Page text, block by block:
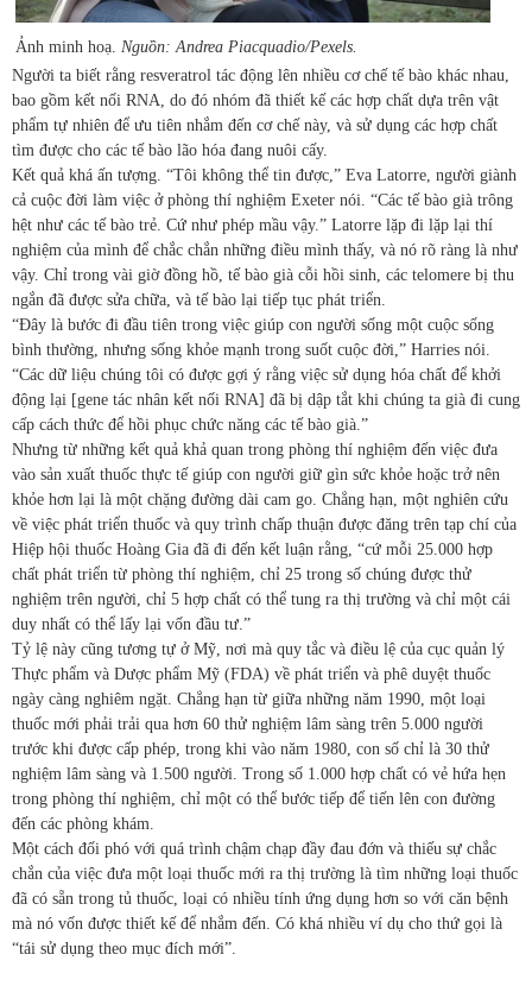
Ảnh minh hoạ. Nguồn: Andrea Piacquadio/Pexels.
Người ta biết rằng resveratrol tác động lên nhiều cơ chế tế bào khác nhau,
bao gồm kết nối RNA, do đó nhóm đã thiết kế các hợp chất dựa trên vật
phẩm tự nhiên để ưu tiên nhắm đến cơ chế này, và sử dụng các hợp chất
tìm được cho các tế bào lão hóa đang nuôi cấy.
Kết quả khá ấn tượng. “Tôi không thể tin được,” Eva Latorre, người giành
cả cuộc đời làm việc ở phòng thí nghiệm Exeter nói. “Các tế bào già trông
hệt như các tế bào trẻ. Cứ như phép mầu vậy.” Latorre lặp đi lặp lại thí
nghiệm của mình để chắc chắn những điều mình thấy, và nó rõ ràng là như
vậy. Chỉ trong vài giờ đồng hồ, tế bào già cỗi hồi sinh, các telomere bị thu
ngắn đã được sửa chữa, và tế bào lại tiếp tục phát triển.
“Đây là bước đi đầu tiên trong việc giúp con người sống một cuộc sống
bình thường, nhưng sống khỏe mạnh trong suốt cuộc đời,” Harries nói.
“Các dữ liệu chúng tôi có được gợi ý rằng việc sử dụng hóa chất để khởi
động lại [gene tác nhân kết nối RNA] đã bị dập tắt khi chúng ta già đi cung
cấp cách thức để hồi phục chức năng các tế bào già.”
Nhưng từ những kết quả khả quan trong phòng thí nghiệm đến việc đưa
vào sản xuất thuốc thực tế giúp con người giữ gìn sức khỏe hoặc trở nên
khỏe hơn lại là một chặng đường dài cam go. Chẳng hạn, một nghiên cứu
về việc phát triển thuốc và quy trình chấp thuận được đăng trên tạp chí của
Hiệp hội thuốc Hoàng Gia đã đi đến kết luận rằng, “cứ mỗi 25.000 hợp
chất phát triển từ phòng thí nghiệm, chỉ 25 trong số chúng được thử
nghiệm trên người, chỉ 5 hợp chất có thể tung ra thị trường và chỉ một cái
duy nhất có thể lấy lại vốn đầu tư.”
Tỷ lệ này cũng tương tự ở Mỹ, nơi mà quy tắc và điều lệ của cục quản lý
Thực phẩm và Dược phẩm Mỹ (FDA) về phát triển và phê duyệt thuốc
ngày càng nghiêm ngặt. Chẳng hạn từ giữa những năm 1990, một loại
thuốc mới phải trải qua hơn 60 thử nghiệm lâm sàng trên 5.000 người
trước khi được cấp phép, trong khi vào năm 1980, con số chỉ là 30 thử
nghiệm lâm sàng và 1.500 người. Trong số 1.000 hợp chất có vẻ hứa hẹn
trong phòng thí nghiệm, chỉ một có thể bước tiếp để tiến lên con đường
đến các phòng khám.
Một cách đối phó với quá trình chậm chạp đầy đau đớn và thiếu sự chắc
chắn của việc đưa một loại thuốc mới ra thị trường là tìm những loại thuốc
đã có sẵn trong tủ thuốc, loại có nhiều tính ứng dụng hơn so với căn bệnh
mà nó vốn được thiết kế để nhắm đến. Có khá nhiều ví dụ cho thứ gọi là
“tái sử dụng theo mục đích mới”.